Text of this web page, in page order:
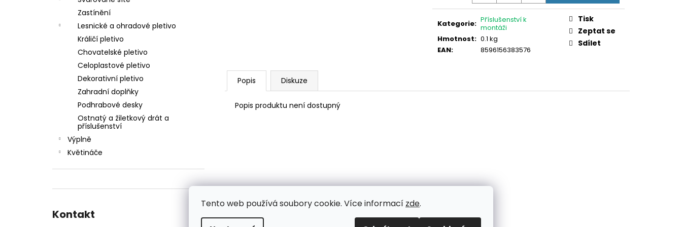
Tento web používá soubory cookie. Více informací zde.
Zastínění
Lesnické a ohradové pletivo
Králičí pletivo
Chovatelské pletivo
Celoplastové pletivo
Dekorativní pletivo
Zahradní doplňky
Podhrabové desky
Ostnatý a žiletkový drát a
příslušenství
Výplně
Květináče
Kontakt
cena:
Kategorie: Příslušenství k
montáži
Hmotnost: 0.1 kg
EAN: 8596156383576
Tisk
Zeptat se
Sdílet
Popis Diskuze
Popis produktu není dostupný
ŠROUB SAMOŘEZNÝ K PŘÍCHYTCE PRO
PANEL 2D
5 Kč
PŘÍCHYTKA PLOTOVÁ PVC PRO PANEL
2D - ČERNÁ